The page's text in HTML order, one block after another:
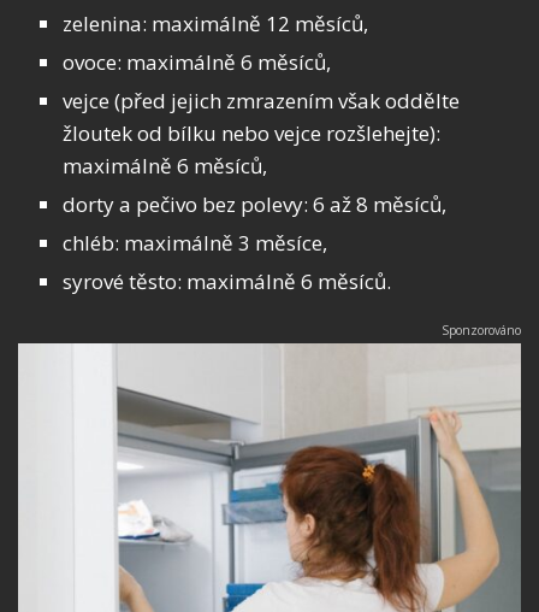
zelenina: maximálně 12 měsíců,
ovoce: maximálně 6 měsíců,
vejce (před jejich zmrazením však oddělte
žloutek od bílku nebo vejce rozšlehejte):
maximálně 6 měsíců,
dorty a pečivo bez polevy: 6 až 8 měsíců,
chléb: maximálně 3 měsíce,
syrové těsto: maximálně 6 měsíců.